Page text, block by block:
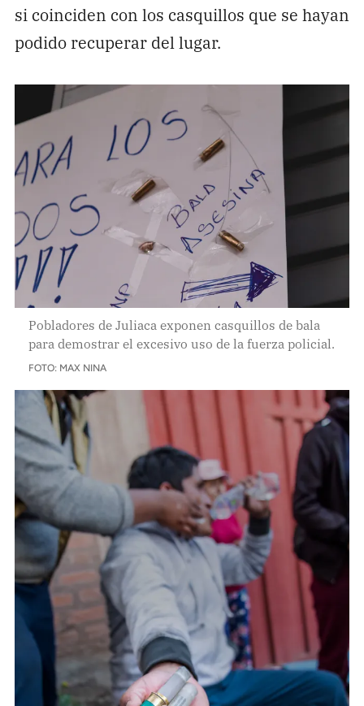
si coinciden con los casquillos que se hayan
podido recuperar del lugar.
Pobladores de Juliaca exponen casquillos de bala
para demostrar el excesivo uso de la fuerza policial.
FOTO: MAX NINA